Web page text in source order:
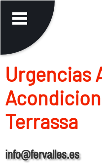
Urgencias
Terrassa
info@fervalles.es